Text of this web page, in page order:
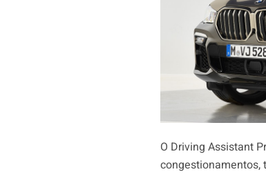
O Driving Assistant
congestionamentos,